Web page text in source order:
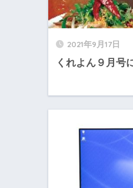
2021年9月17日
くれよん９月号